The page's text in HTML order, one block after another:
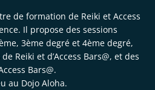
de formation de Reiki et Access
Il propose des sessions
3ème degré et 4ème degré,
Reiki et d’Access Bars@, et des
Bars@.
au Dojo Aloha.